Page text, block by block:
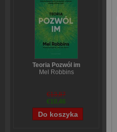
Teoria Pozwól im
Mel Robbins
€13,87
€10,46